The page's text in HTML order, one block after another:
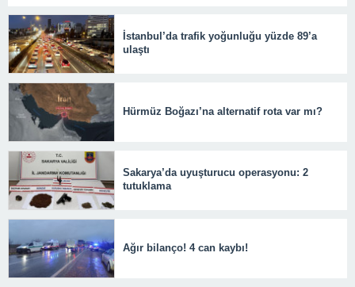
İstanbul’da trafik yoğunluğu yüzde 89’a
ulaştı
Hürmüz Boğazı’na alternatif rota var mı?
Sakarya’da uyuşturucu operasyonu: 2
tutuklama
Ağır bilanço! 4 can kaybı!